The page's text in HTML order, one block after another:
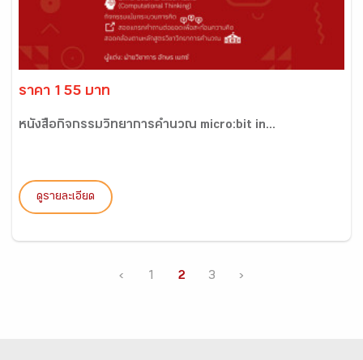
ราคา 155 บาท
หนังสือกิจกรรมวิทยาการคำนวณ micro:bit in...
ดูรายละเอียด
‹ 1 2 3 ›